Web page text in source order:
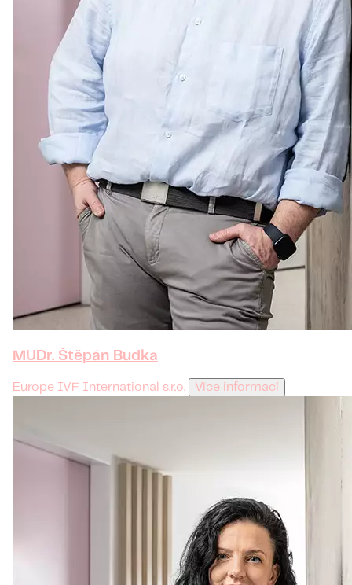
MUDr. Štěpán Budka
Europe IVF International s.r.o. Více informací